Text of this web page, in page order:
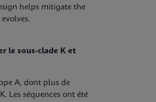
helps mitigate the
le sous-clade K et
A, dont plus de
Les séquences ont été